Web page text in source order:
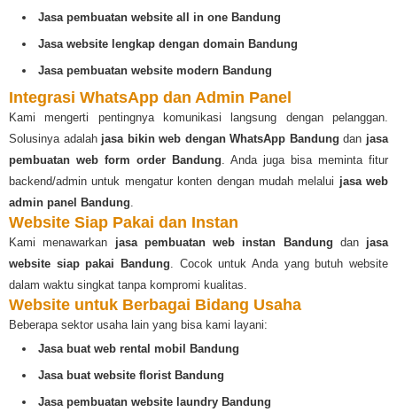
Jasa pembuatan website all in one Bandung
Jasa website lengkap dengan domain Bandung
Jasa pembuatan website modern Bandung
Integrasi WhatsApp dan Admin Panel
Kami mengerti pentingnya komunikasi langsung dengan pelanggan.
Solusinya adalah jasa bikin web dengan WhatsApp Bandung dan jasa
pembuatan web form order Bandung. Anda juga bisa meminta fitur
backend/admin untuk mengatur konten dengan mudah melalui jasa web
admin panel Bandung.
Website Siap Pakai dan Instan
Kami menawarkan jasa pembuatan web instan Bandung dan jasa
website siap pakai Bandung. Cocok untuk Anda yang butuh website
dalam waktu singkat tanpa kompromi kualitas.
Website untuk Berbagai Bidang Usaha
Beberapa sektor usaha lain yang bisa kami layani:
Jasa buat web rental mobil Bandung
Jasa buat website florist Bandung
Jasa pembuatan website laundry Bandung